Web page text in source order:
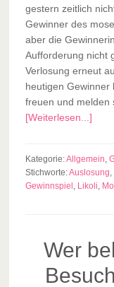
gestern zeitlich
Gewinner des
aber die
Aufforderung nicht
Verlosung erneut
heutigen Gewinner
freuen und melden
[Weiterlesen...]
Kategorie:Allgemein,
Stichworte:Auslosung,
Gewinnspiel , Likoli,
Wer